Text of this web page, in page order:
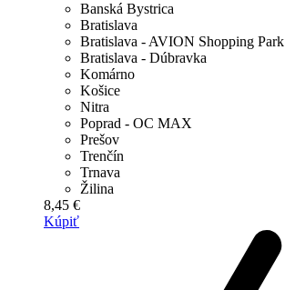
Banská Bystrica
Bratislava
Bratislava - AVION Shopping Park
Bratislava - Dúbravka
Komárno
Košice
Nitra
Poprad - OC MAX
Prešov
Trenčín
Trnava
Žilina
8,45 €
Kúpiť